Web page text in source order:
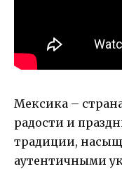
Мексика –
радости и
традиции,
аутентичными